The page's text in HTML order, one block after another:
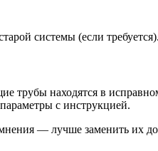
системы (если требуется).
трубы находятся в
с инструкцией.
— лучше заменить их